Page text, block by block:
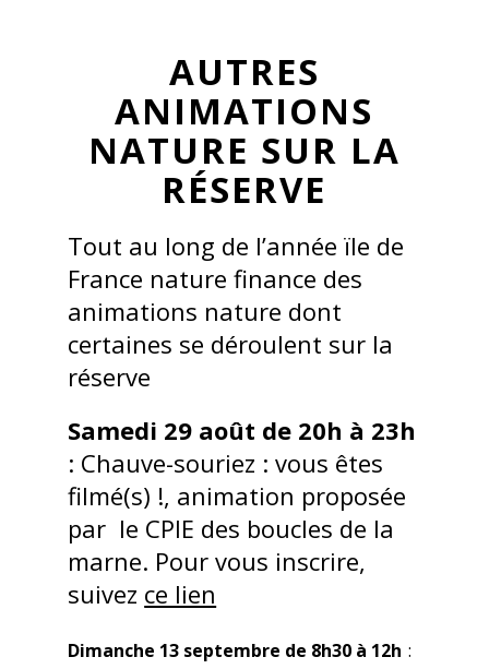
AUTRES
ANIMATIONS
NATURE SUR LA
RÉSERVE
Tout au long de l’année ïle de
France nature finance des
animations nature dont
certaines se déroulent sur la
réserve
Samedi 29 août de 20h à 23h
: Chauve-souriez : vous êtes
filmé(s) !, animation proposée
par le CPIE des boucles de la
marne. Pour vous inscrire,
suivez ce lien
Dimanche 13 septembre de 8h30 à 12h :